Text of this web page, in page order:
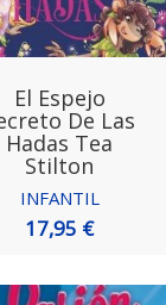
El Espejo
De Las
Hadas Tea
Stilton
INFANTIL
17,95 €